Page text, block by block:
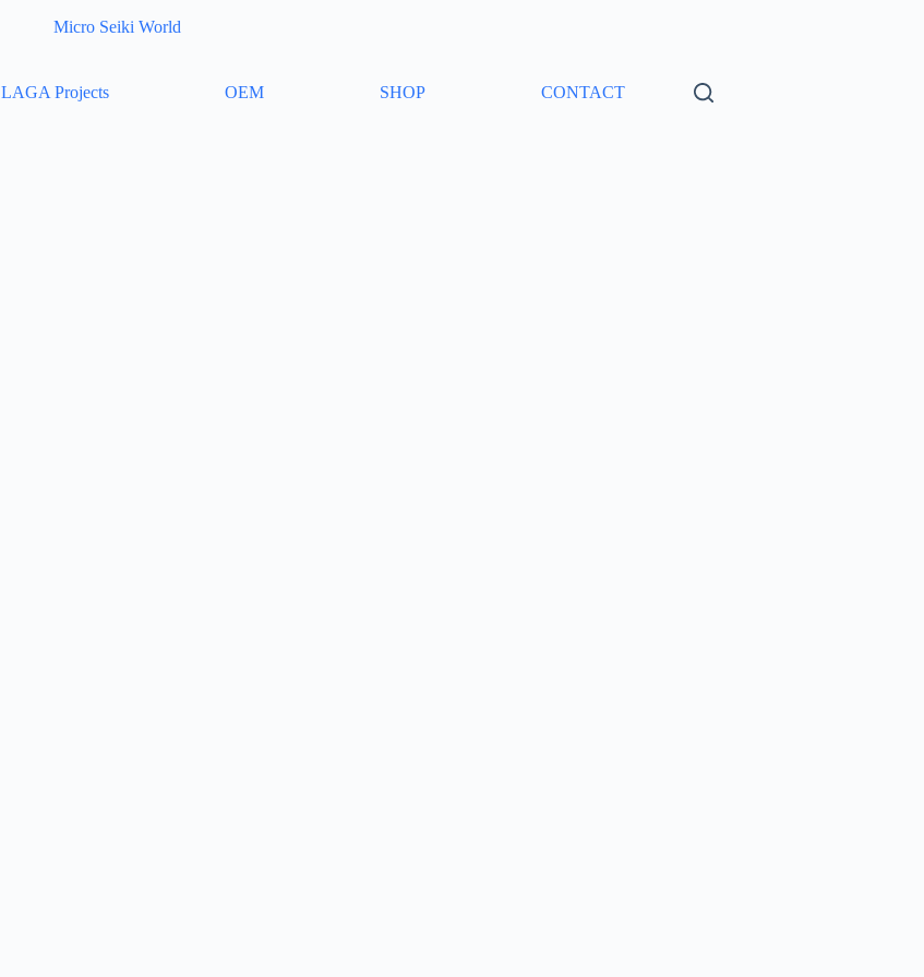
Micro Seiki World
LAGA Projects OEM SHOP CONTACT